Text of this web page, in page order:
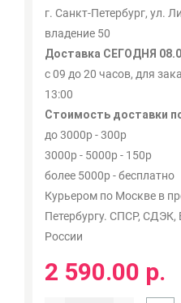
г. Санкт-Петербург, ул.
владение 50
Доставка СЕГОДНЯ
с 09 до 20 часов, для
13:00
Стоимость доставки
до 3000р - 300р
3000р - 5000р - 150р
более 5000р - бесплатно
Курьером по Москве в
Петербургу. СПСР,
России
2 590.00 р.